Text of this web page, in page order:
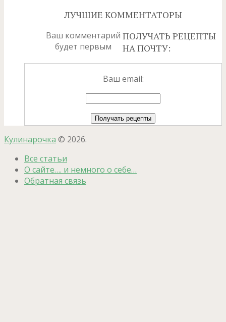
ЛУЧШИЕ КОММЕНТАТОРЫ
Ваш комментарий
будет первым
ПОЛУЧАТЬ РЕЦЕПТЫ
НА ПОЧТУ:
Ваш email:
Кулинарочка © 2026.
Все статьи
О сайте…. и немного о себе…
Обратная связь